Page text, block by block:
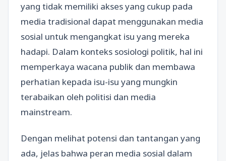
yang tidak memiliki akses yang cukup pada
media tradisional dapat menggunakan media
sosial untuk mengangkat isu yang mereka
hadapi. Dalam konteks sosiologi politik, hal ini
memperkaya wacana publik dan membawa
perhatian kepada isu-isu yang mungkin
terabaikan oleh politisi dan media
mainstream.
Dengan melihat potensi dan tantangan yang
ada, jelas bahwa peran media sosial dalam